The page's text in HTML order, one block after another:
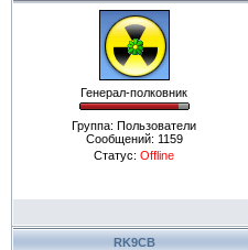
Генерал-полковник
Группа: Пользователи
Сообщений: 1159
Статус: Offline
RK9CB